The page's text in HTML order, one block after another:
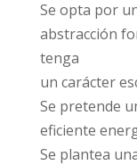
Se opta por
abstracción
tenga
un carácter
Se pretende
eficiente
Se plantea